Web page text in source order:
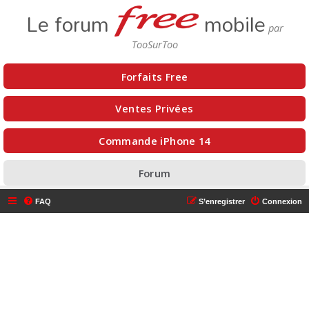
Le forum mobile
Forfaits Free
Ventes Privées
Commande iPhone 14
Forum
FAQ Connexion
S’enregistrer